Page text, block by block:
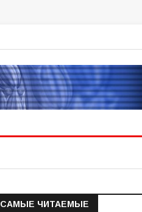
САМЫЕ ЧИТАЕМЫЕ
Информация о состоянии